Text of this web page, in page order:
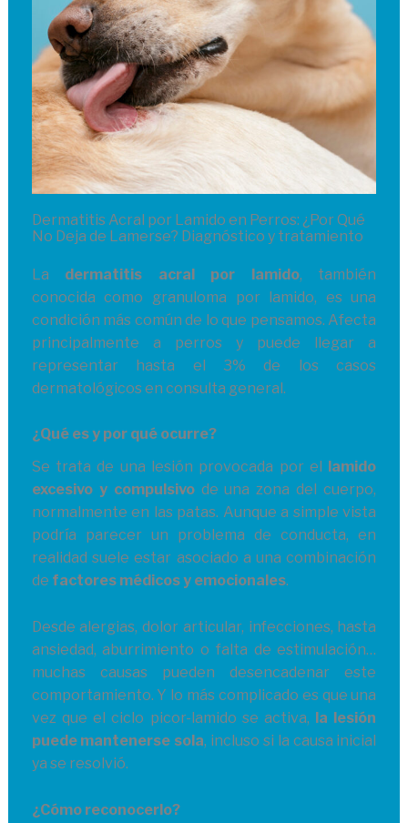
Dermatitis Acral por Lamido en Perros: ¿Por Qué
No Deja de Lamerse? Diagnóstico y tratamiento
La dermatitis acral por lamido, también
conocida como granuloma por lamido, es una
condición más común de lo que pensamos. Afecta
principalmente a perros y puede llegar a
representar hasta el 3% de los casos
dermatológicos en consulta general.
¿Qué es y por qué ocurre?
Se trata de una lesión provocada por el
lamido
excesivo y compulsivode una zona del cuerpo,
normalmente en las patas. Aunque a simple vista
podría parecer un problema de conducta, en
realidad suele estar asociado a una combinación
de factores médicos y emocionales.
Desde alergias, dolor articular, infecciones, hasta
ansiedad, aburrimiento o falta de estimulación…
muchas causas pueden desencadenar este
comportamiento. Y lo más complicado es que una
vez que el ciclo picor-lamido se activa, la lesión
puede mantenerse sola, incluso si la causa inicial
ya se resolvió.
¿Cómo reconocerlo?